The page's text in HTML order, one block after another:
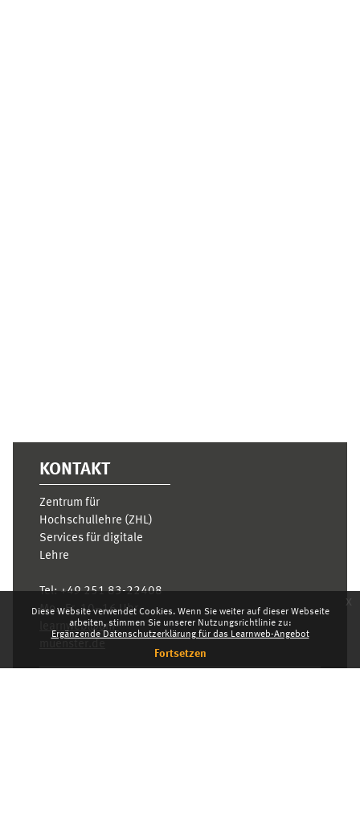
Diese Website verwendet Cookies. Wenn Sie weiter auf dieser Webseite
arbeiten, stimmen Sie unserer Nutzungsrichtlinie zu:
Ergänzende Datenschutzerklärung für das Learnweb-Angebot
Fortsetzen
x
KONTAKT
Zentrum für
Hochschullehre (ZHL)
Services für digitale
Lehre
Tel:+49 251 83-22408
Mo.- Fr. 10–16 Uhr
learnweb@uni-